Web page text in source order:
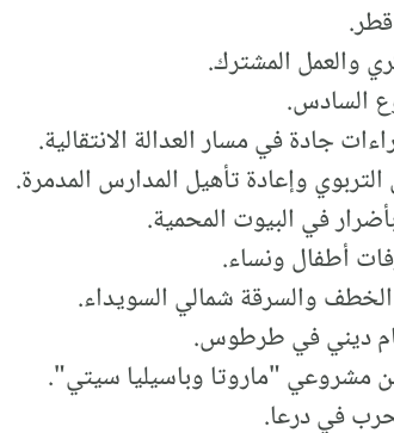
والعمل المشترك.
السادس.
جادة في مسار العدالة الانتقالية.
وإعادة تأهيل المدارس المدمرة.
في البيوت المحمية.
أطفال ونساء.
والسرقة شمالي السويداء.
ديني في طرطوس.
مشروعي "ماروتا وباسيليا سيتي".